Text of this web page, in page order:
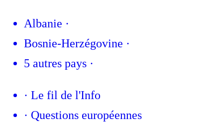
Albanie ·
Bosnie-Herzégovine ·
5 autres pays ·
· Le fil de l'Info
· Questions européennes